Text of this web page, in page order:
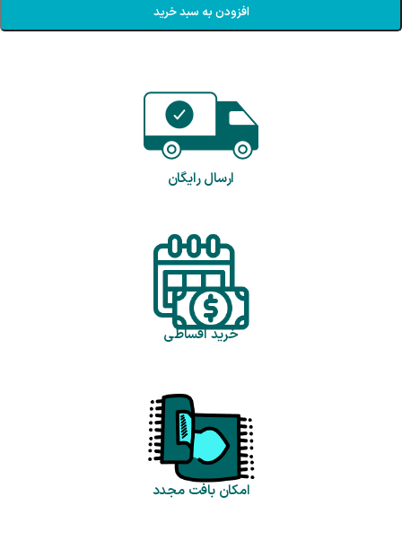
افزودن به سبد خرید
ارسال رایگان
خرید اقساطی
امکان بافت مجدد